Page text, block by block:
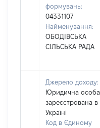
формувань:
04331107
Найменування:
ОБОДІВСЬКА
СІЛЬСЬКА РАДА
Джерело доходу:
Юридична особа,
зареєстрована в
Україні
Код в Єдиному